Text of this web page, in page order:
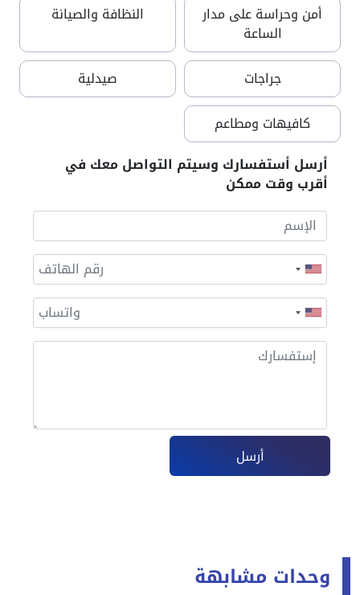
أمن وحراسة على مدار
الساعة
النظافة والصيانة
جراجات
صيدلية
كافيهات ومطاعم
أرسل أستفسارك وسيتم التواصل معك في
أقرب وقت ممكن
أرسل
وحدات مشابهة